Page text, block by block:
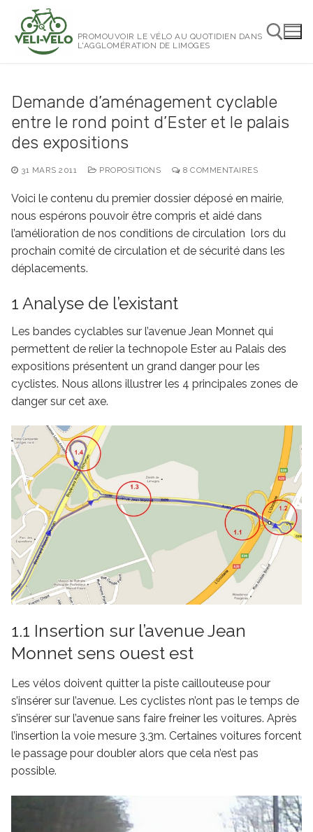
contenu
PROMOUVOIR LE VÉLO AU QUOTIDIEN DANS
L'AGGLOMÉRATION DE LIMOGES
Demande d’aménagement cyclable
entre le rond point d’Ester et le palais
des expositions
31 MARS 2011 PROPOSITIONS 8 COMMENTAIRES
Voici le contenu du premier dossier déposé en mairie,
nous espérons pouvoir être compris et aidé dans
l’amélioration de nos conditions de circulation lors du
prochain comité de circulation et de sécurité dans les
déplacements.
1 Analyse de l’existant
Les bandes cyclables sur l’avenue Jean Monnet qui
permettent de relier la technopole Ester au Palais des
expositions présentent un grand danger pour les
cyclistes. Nous allons illustrer les 4 principales zones de
danger sur cet axe.
1.1 Insertion sur l’avenue Jean
Monnet sens ouest est
Les vélos doivent quitter la piste caillouteuse pour
s’insérer sur l’avenue. Les cyclistes n’ont pas le temps de
s’insérer sur l’avenue sans faire freiner les voitures. Après
l’insertion la voie mesure 3.3m. Certaines voitures forcent
le passage pour doubler alors que cela n’est pas
possible.